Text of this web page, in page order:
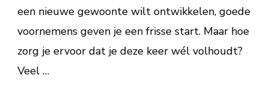
een nieuwe gewoonte wilt ontwikkelen, goede
voornemens geven je een frisse start. Maar hoe
zorg je ervoor dat je deze keer wél volhoudt?
Veel …